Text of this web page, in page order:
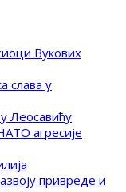
Вукових
слава у
Леосавићу
агресије
привреде и